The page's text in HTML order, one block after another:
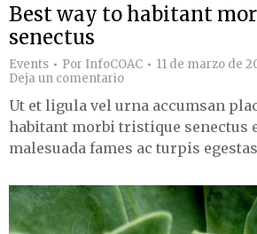
Best way to habitant
senectus
Events Por InfoCOAC
11 de marzo de
Deja un comentario
Ut et ligula vel urna accumsan
habitant morbi tristique senectus
malesuada fames ac turpis